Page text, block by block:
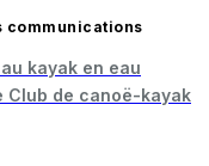
communications
kayak en eau
Club de canoë-kayak